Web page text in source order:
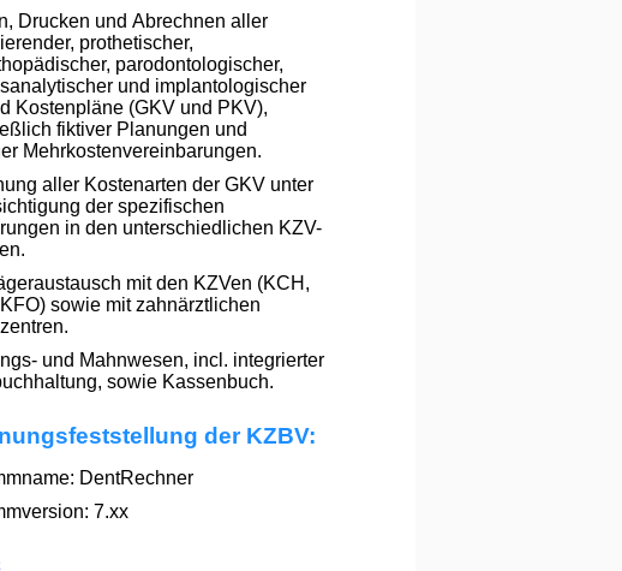
Drucken und Abrechnen aller
prothetischer,
parodontologischer,
und implantologischer
Kostenpläne (GKV und PKV),
fiktiver Planungen und
Mehrkostenvereinbarungen.
aller Kostenarten der GKV unter
der spezifischen
in den unterschiedlichen KZV-
mit den KZVen (KCH,
sowie mit zahnärztlichen
und Mahnwesen, incl. integrierter
sowie Kassenbuch.
der KZBV:
DentRechner
7.xx